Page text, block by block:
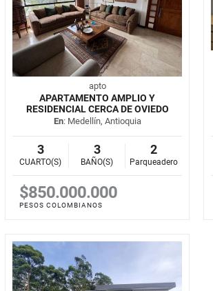
apto
APARTAMENTO AMPLIO Y
RESIDENCIAL CERCA DE OVIEDO
En: Medellín, Antioquia
3
CUARTO(S)
3
BAÑO(S)
2
Parqueadero
$850.000.000
PESOS COLOMBIANOS